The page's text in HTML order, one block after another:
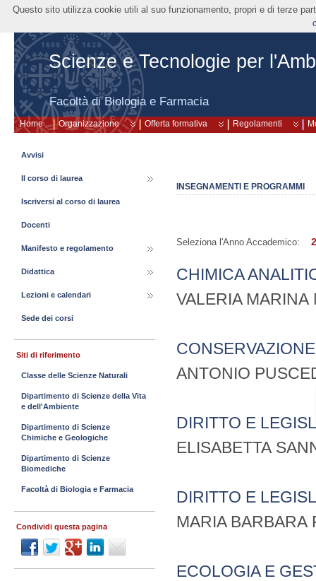
Scienze e Tecnologie per
Facoltà di Biologia e Farmacia
Home Organizzazione Offerta formativa Regolamenti
INSEGNAMENTI E PROGRAMMI
Seleziona l'Anno Accademico:
CHIMICA
VALERIA MARINA
ANTONIO
DIRITTO E
ELISABETTA
DIRITTO E
MARIA BARBARA
ECOLOGIA E
Avvisi
Il corso di laurea
Iscriversi al corso di laurea
Docenti
Manifesto e regolamento
Didattica
Lezioni e calendari
Sede dei corsi
Siti di riferimento
Classe delle Scienze Naturali
Dipartimento di Scienze della Vita
e dell'Ambiente
Dipartimento di Scienze
Chimiche e Geologiche
Dipartimento di Scienze
Biomediche
Facoltà di Biologia e Farmacia
Condividi questa pagina
Questo sito utilizza cookie utili al suo funzionamento, propri e di terze